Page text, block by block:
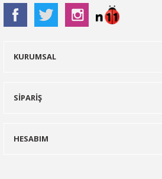
KURUMSAL
SİPARİŞ
HESABIM